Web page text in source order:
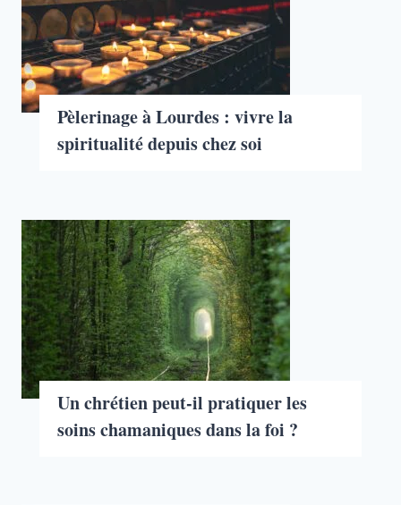
Pèlerinage à Lourdes : vivre la
spiritualité depuis chez soi
Un chrétien peut-il pratiquer les
soins chamaniques dans la foi ?